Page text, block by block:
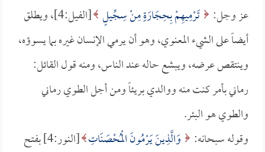
عز وجل: تَرْمِيهِمْ بِحِجَارَةٍ مِنْ سِجِّيلٍ
[الفيل:4]، ويطلق
أيضاً على الشيء المعنوي، وهو أن يرمي الإنسان غيره بما يسوؤه،
وينتقص عرضه، ويبشع حاله عند الناس، ومنه قول القائل:
رماني بأمر كنت منه ووالدي بريئاً ومن أجل الطوي رماني
والطوي هو البئر.
وقوله سبحانه:
وَالَّذِينَ يَرْمُونَ الْمُحْصَنَاتِ
[النور:4] بفتح